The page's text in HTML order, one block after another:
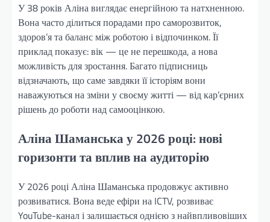
У 38 років Аліна виглядає енергійною та натхненною.
Вона часто ділиться порадами про саморозвиток,
здоров’я та баланс між роботою і відпочинком. Її
приклад показує: вік — це не перешкода, а нова
можливість для зростання. Багато підписниць
відзначають, що саме завдяки її історіям вони
наважуються на зміни у своєму житті — від кар’єрних
рішень до роботи над самооцінкою.
Аліна Шаманська у 2026 році: нові
горизонти та вплив на аудиторію
У 2026 році Аліна Шаманська продовжує активно
розвиватися. Вона веде ефіри на ICTV, розвиває
YouTube-канал і залишається однією з найвпливовіших